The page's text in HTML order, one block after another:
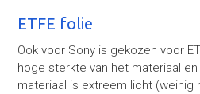
ETFE folie
Ook voor Sony is gekozen voor
hoge sterkte van het materiaal
materiaal is extreem licht (weinig